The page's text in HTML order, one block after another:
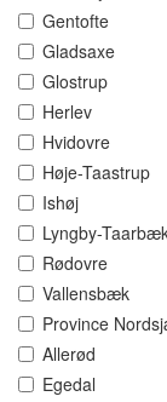
Gentofte
Gladsaxe
Glostrup
Herlev
Hvidovre
Høje-Taastrup
Ishøj
Lyngby-
Rødovre
Vallensbæk
Province
Allerød
Egedal